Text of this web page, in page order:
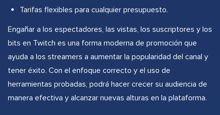
Tarifas flexibles para cualquier presupuesto.
Engañar a los espectadores, las vistas, los suscriptores y los
bits en Twitch es una forma moderna de promoción que
ayuda a los streamers a aumentar la popularidad del canal y
tener éxito. Con el enfoque correcto y el uso de
herramientas probadas, podrá hacer crecer su audiencia de
manera efectiva y alcanzar nuevas alturas en la plataforma.